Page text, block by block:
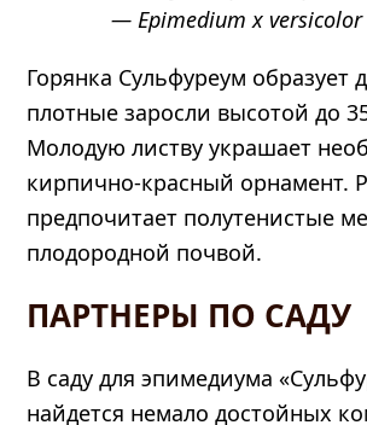
— Epimedium x versicolor
Горянка Сульфуреум образует
плотные заросли высотой до
Молодую листву украшает
кирпично-красный орнамент.
предпочитает полутенистые
плодородной почвой.
ПАРТНЕРЫ ПО САДУ
В саду для эпимедиума
найдется немало достойных